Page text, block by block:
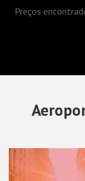
Preços